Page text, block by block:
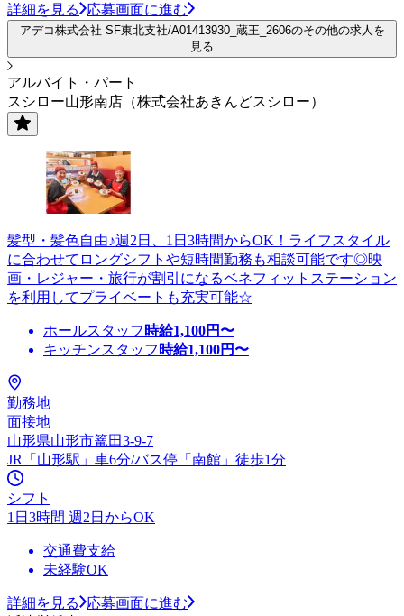
詳細を見る 応募画面に進む
アデコ株式会社 SF東北支社/A01413930_蔵王_2606のその他の求人を
見る
アルバイト・パート
スシロー山形南店（株式会社あきんどスシロー）
髪型・髪色自由♪週2日、1日3時間からOK！ライフスタイル
に合わせてロングシフトや短時間勤務も相談可能です◎映
画・レジャー・旅行が割引になるベネフィットステーション
を利用してプライベートも充実可能☆
ホールスタッフ 時給1,100円〜
キッチンスタッフ 時給1,100円〜
勤務地
面接地
山形県山形市篭田3-9-7
JR「山形駅」車6分/バス停「南館」徒歩1分
シフト
1日3時間 週2日からOK
交通費支給
未経験OK
詳細を見る
応募画面に進む